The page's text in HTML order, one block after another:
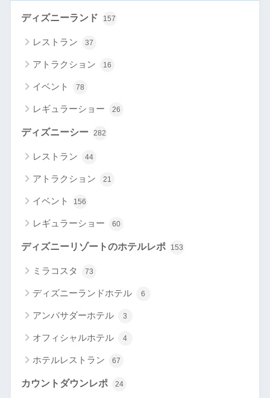
ディズニーランド 157
レストラン 37
アトラクション 16
イベント 78
レギュラーショー 26
ディズニーシー 282
レストラン 44
アトラクション 21
イベント 156
レギュラーショー 60
ディズニーリゾートのホテルレポ 153
ミラコスタ 73
ディズニーランドホテル 6
アンバサダーホテル 3
オフィシャルホテル 4
ホテルレストラン 67
カウントダウンレポ 24